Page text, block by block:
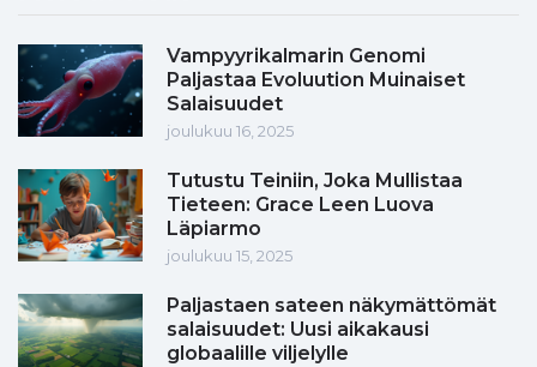
Vampyyrikalmarin Genomi
Paljastaa Evoluution Muinaiset
Salaisuudet
joulukuu 16, 2025
Tutustu Teiniin, Joka Mullistaa
Tieteen: Grace Leen Luova
Läpiarmo
joulukuu 15, 2025
Paljastaen sateen näkymättömät
salaisuudet: Uusi aikakausi
globaalille viljelylle